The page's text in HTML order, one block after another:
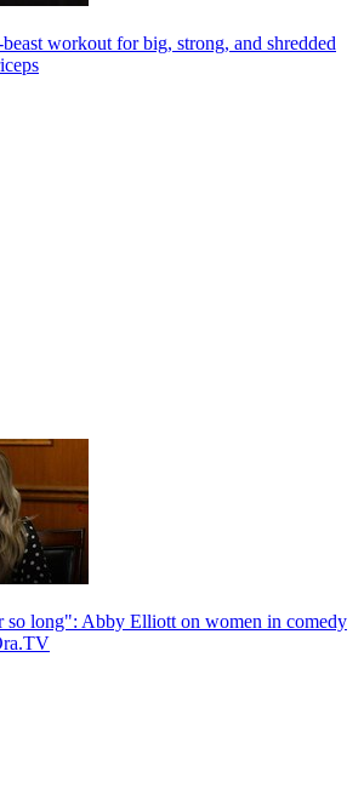
workout for big, strong, and shredded
so long": Abby Elliott on women in comedy